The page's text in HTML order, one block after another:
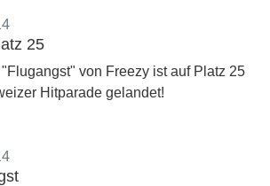
25
von Freezy ist auf Platz 25
Hitparade gelandet!